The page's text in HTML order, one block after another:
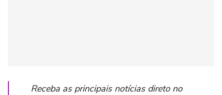
Receba as principais notícias direto no